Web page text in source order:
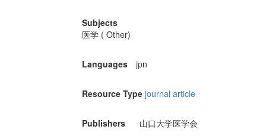
Subjects
医学 ( Other)
Languages jpn
Resource Type journal article
Publishers 山口大学医学会